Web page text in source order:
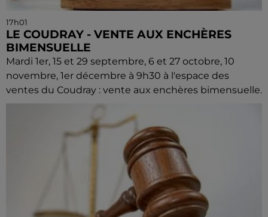
17h01
LE COUDRAY - VENTE AUX ENCHÈRES
BIMENSUELLE
Mardi 1er, 15 et 29 septembre, 6 et 27 octobre, 10
novembre, 1er décembre à 9h30 à l'espace des
ventes du Coudray : vente aux enchères bimensuelle.